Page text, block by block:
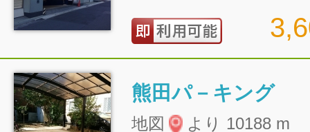
熊田パ－キング
地図 より 10188 m